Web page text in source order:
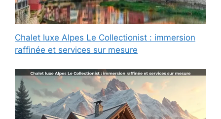
Chalet luxe Alpes Le Collectionist : immersion
raffinée et services sur mesure